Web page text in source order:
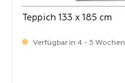
Teppich 133 x 185 cm
Verfügbar in 4 - 5 Wochen